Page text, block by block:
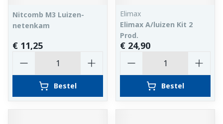
Nitcomb M3 Luizen-
netenkam
€ 11,25
Bestel
Elimax
Elimax A/luizen Kit 2
Prod.
€ 24,90
Bestel